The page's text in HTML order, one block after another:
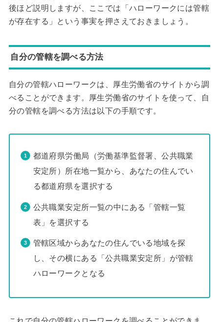
後ほど説明しますが、ここでは「ハローワークには管轄
が存在する」という事実を押さえておきましょう。
自分の管轄を調べる方法
自分の管轄ハローワークは、厚生労働省のサイトから調
べることができます。厚生労働省のサイトを使って、自
分の管轄を調べる方法は以下の手順です。
都道府県労働局（労働基準監督署、公共職業
安定所）所在地一覧から、あなたの住んでい
る都道府県を選択する
公共職業安定所一覧の中にある「管轄一覧
表」を選択する
管轄区域からあなたの住んでいる地域を探
し、その横にある「公共職業安定所」が管轄
ハローワークとなる